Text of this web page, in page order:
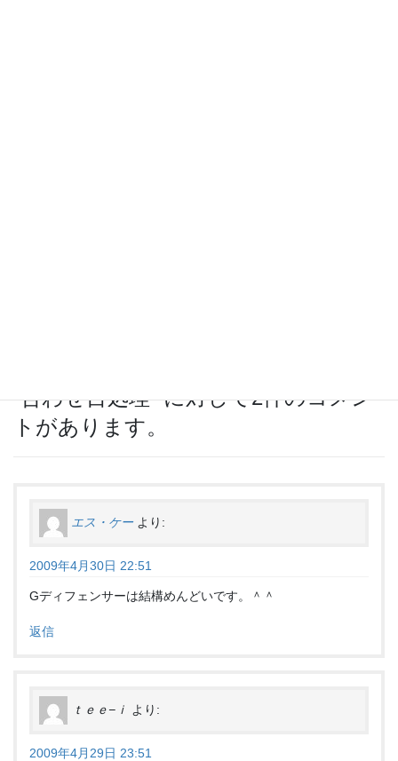
“合わせ目処理” に対して2件のコメン
トがあります。
エス・ケー より:
2009年4月30日 22:51
Gディフェンサーは結構めんどいです。＾＾
返信
ｔｅｅ−ｉ より:
2009年4月29日 23:51